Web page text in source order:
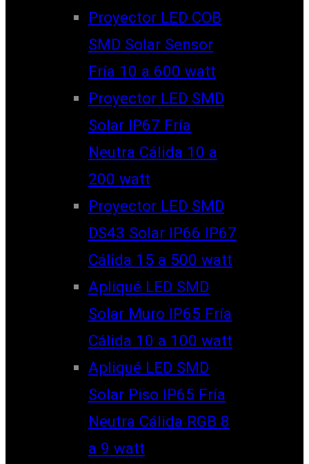
Proyector LED COB
SMD Solar Sensor
Fría 10 a 600 watt
Proyector LED SMD
Solar IP67 Fría
Neutra Cálida 10 a
200 watt
Proyector LED SMD
DS43 Solar IP66 IP67
Cálida 15 a 500 watt
Apliqué LED SMD
Solar Muro IP65 Fría
Cálida 10 a 100 watt
Apliqué LED SMD
Solar Piso IP65 Fría
Neutra Cálida RGB 8
a 9 watt